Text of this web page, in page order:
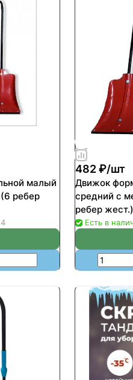
ребер
482 ₽/шт
Движок
средний с
ребер
Есть в